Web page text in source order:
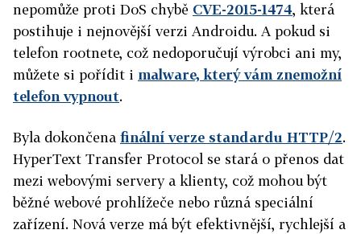
nepomůže proti DoS chybě CVE-2015-1474, která
postihuje i nejnovější verzi Androidu. A pokud si
telefon rootnete, což nedoporučují výrobci ani my,
můžete si pořídit i malware, který vám znemožní
telefon vypnout.
Byla dokončena finální verze standardu HTTP/2.
HyperText Transfer Protocol se stará o přenos dat
mezi webovými servery a klienty, což mohou být
běžné webové prohlížeče nebo různá speciální
zařízení. Nová verze má být efektivnější, rychlejší a